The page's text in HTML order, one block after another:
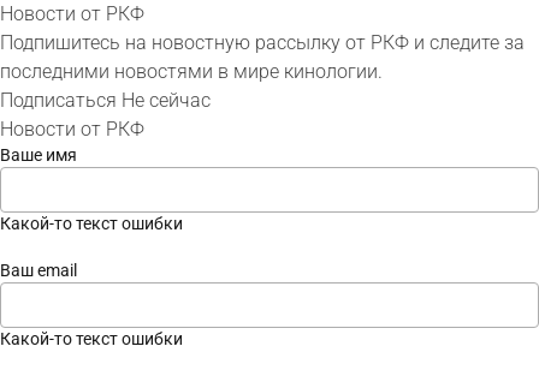
Новости от РКФ
Подпишитесь на новостную рассылку от РКФ и следите за
последними новостями в мире кинологии.
Подписаться Не сейчас
Новости от РКФ
Ваше имя
Какой-то текст ошибки
Ваш email
Какой-то текст ошибки